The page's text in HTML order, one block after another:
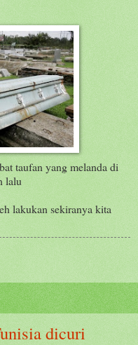
taufan yang melanda di
lalu
lakukan sekiranya kita
dicuri